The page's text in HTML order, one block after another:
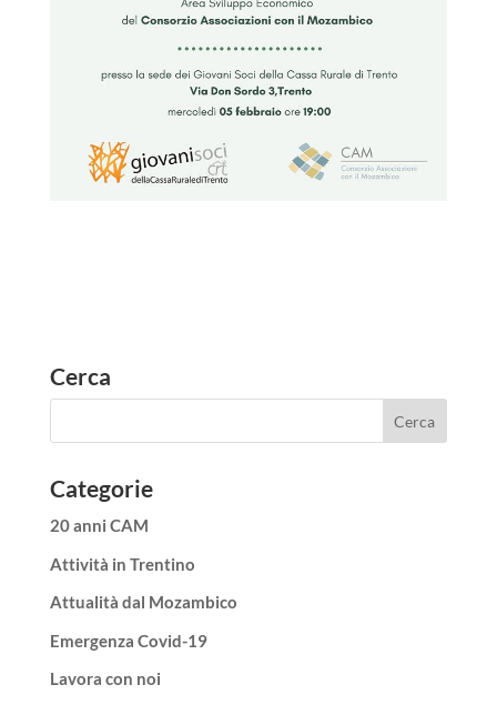
Cerca
Categorie
20 anni CAM
Attività in Trentino
Attualità dal Mozambico
Emergenza Covid-19
Lavora con noi